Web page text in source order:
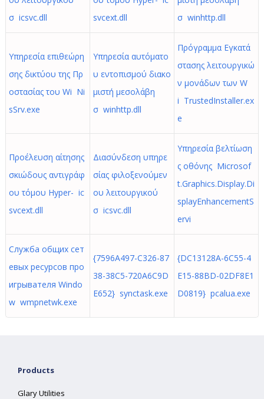
σ icsvc.dll
svcext.dll
σ winhttp.dll
Υπηρεσία επιθεώρη
σης δικτύου της Πρ
οστασίας του Wi Ni
sSrv.exe
Υπηρεσία αυτόματο
υ εντοπισμού διακο
μιστή μεσολάβη
σ winhttp.dll
Πρόγραμμα Εγκατά
στασης λειτουργικώ
ν μονάδων των W
i TrustedInstaller.ex
e
Προέλευση αίτησης
σκιώδους αντιγράφ
ου τόμου Hyper- ic
svcext.dll
Διασύνδεση υπηρε
σίας φιλοξενούμεν
ου λειτουργικού
σ icsvc.dll
Υπηρεσία βελτίωση
ς οθόνης Microsof
t.Graphics.Display.Di
splayEnhancementS
ervi
Служба общих сет
евых ресурсов про
игрывателя Windo
w wmpnetwk.exe
{7596A497-C326-87
38-38C5-720A6C9D
E652} synctask.exe
{DC13128A-6C55-4
E15-88BD-02DF8E1
D0819} pcalua.exe
Products
Glary Utilities